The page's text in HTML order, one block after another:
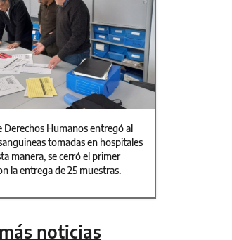
Derechos Humanos entregó al
tomadas en hospitales
manera, se cerró el primer
la entrega de 25 muestras.
noticias